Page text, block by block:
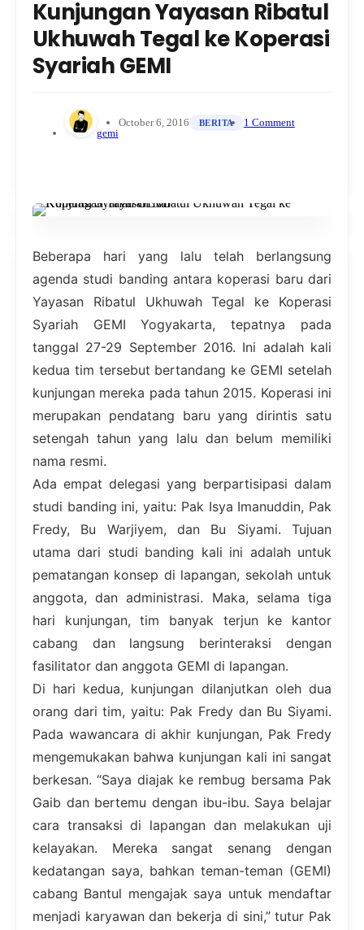
Kunjungan Yayasan Ribatul
Ukhuwah Tegal ke Koperasi
Syariah GEMI
gemi
October 6, 2016 BERITA 1 Comment
Beberapa hari yang lalu telah berlangsung
agenda studi banding antara koperasi baru dari
Yayasan Ribatul Ukhuwah Tegal ke Koperasi
Syariah GEMI Yogyakarta, tepatnya pada
tanggal 27-29 September 2016. Ini adalah kali
kedua tim tersebut bertandang ke GEMI setelah
kunjungan mereka pada tahun 2015. Koperasi ini
merupakan pendatang baru yang dirintis satu
setengah tahun yang lalu dan belum memiliki
nama resmi.
Ada empat delegasi yang berpartisipasi dalam
studi banding ini, yaitu: Pak Isya Imanuddin, Pak
Fredy, Bu Warjiyem, dan Bu Siyami. Tujuan
utama dari studi banding kali ini adalah untuk
pematangan konsep di lapangan, sekolah untuk
anggota, dan administrasi. Maka, selama tiga
hari kunjungan, tim banyak terjun ke kantor
cabang dan langsung berinteraksi dengan
fasilitator dan anggota GEMI di lapangan.
Di hari kedua, kunjungan dilanjutkan oleh dua
orang dari tim, yaitu: Pak Fredy dan Bu Siyami.
Pada wawancara di akhir kunjungan, Pak Fredy
mengemukakan bahwa kunjungan kali ini sangat
berkesan. “Saya diajak ke rembug bersama Pak
Gaib dan bertemu dengan ibu-ibu. Saya belajar
cara transaksi di lapangan dan melakukan uji
kelayakan. Mereka sangat senang dengan
kedatangan saya, bahkan teman-teman (GEMI)
cabang Bantul mengajak saya untuk mendaftar
menjadi karyawan dan bekerja di sini,” tutur Pak